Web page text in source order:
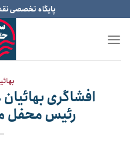
to
content
پایگاه تخصصی
افشاگری
رئیس محفل